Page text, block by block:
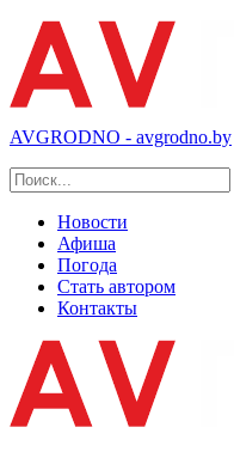
AVGRODNO - avgrodno.by
Новости
Афиша
Погода
Стать автором
Контакты